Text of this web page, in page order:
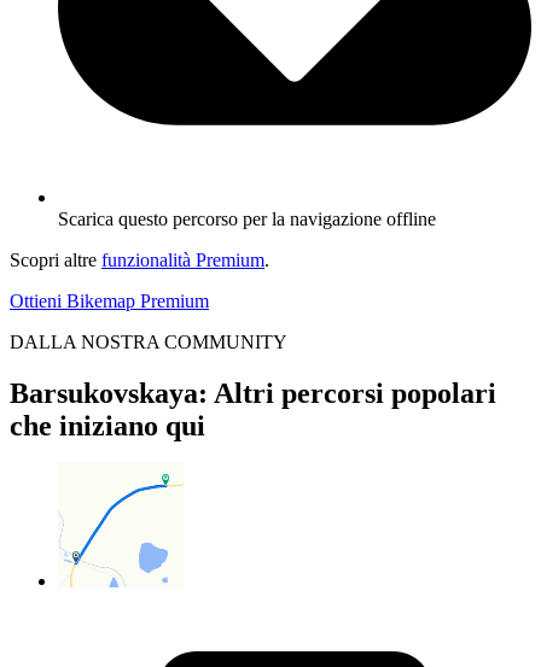
Scarica questo percorso per la navigazione offline
Scopri altre funzionalità Premium.
Ottieni Bikemap Premium
DALLA NOSTRA COMMUNITY
Barsukovskaya: Altri percorsi popolari
che iniziano qui